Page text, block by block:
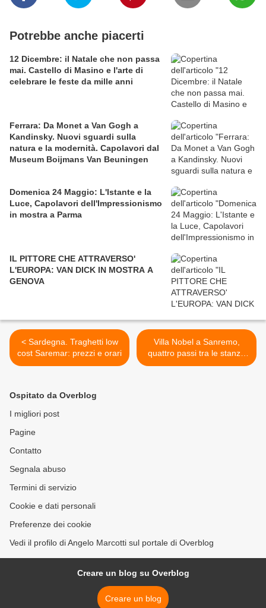
Potrebbe anche piacerti
12 Dicembre: il Natale che non passa
mai. Castello di Masino e l'arte di
celebrare le feste da mille anni
Ferrara: Da Monet a Van Gogh a
Kandinsky. Nuovi sguardi sulla
natura e la modernità. Capolavori dal
Museum Boijmans Van Beuningen
Domenica 24 Maggio: L'Istante e la
Luce, Capolavori dell'Impressionismo
in mostra a Parma
IL PITTORE CHE ATTRAVERSO'
L'EUROPA: VAN DICK IN MOSTRA A
GENOVA
< Sardegna. Traghetti low
cost Saremar: prezzi e orari
Villa Nobel a Sanremo,
quattro passi tra le stanze
dello scienziato svedese >
Ospitato da Overblog
I migliori post
Pagine
Contatto
Segnala abuso
Termini di servizio
Cookie e dati personali
Preferenze dei cookie
Vedi il profilo di Angelo Marcotti sul portale di Overblog
Creare un blog su Overblog
Creare un blog